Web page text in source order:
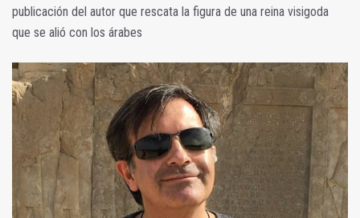
publicación del autor que rescata la figura de una reina visigoda
que se alió con los árabes